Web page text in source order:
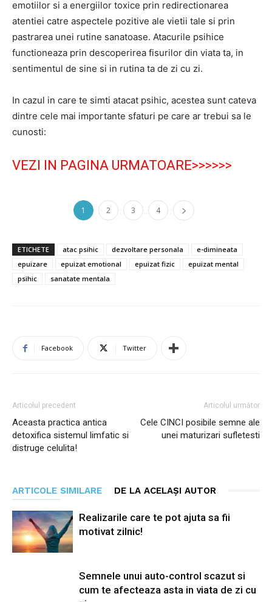
emotiilor si a energiilor toxice prin redirectionarea
atentiei catre aspectele pozitive ale vietii tale si prin
pastrarea unei rutine sanatoase. Atacurile psihice
functioneaza prin descoperirea fisurilor din viata ta, in
sentimentul de sine si in rutina ta de zi cu zi.
In cazul in care te simti atacat psihic, acestea sunt cateva
dintre cele mai importante sfaturi pe care ar trebui sa le
cunosti:
VEZI IN PAGINA URMATOARE>>>>>>
1 2 3 4
ETICHETE atac psihic dezvoltare personala
e-dimineata
epuizare
epuizat emotional epuizat fizic
epuizat mental
psihic
sanatate mentala
Facebook Twitter
Articolul precedent
Aceasta practica antica
detoxifica sistemul limfatic si
distruge celulita!
Articolul următor
Cele CINCI posibile semne ale
unei maturizari sufletesti
ARTICOLE SIMILARE DE LA ACELAȘI AUTOR
Realizarile care te pot ajuta sa fii
motivat zilnic!
Semnele unui auto-control scazut si
cum te afecteaza asta in viata de zi cu